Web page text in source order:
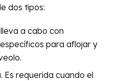
dos tipos:
lleva a cabo con
para aflojar y
. Es requerida cuando el